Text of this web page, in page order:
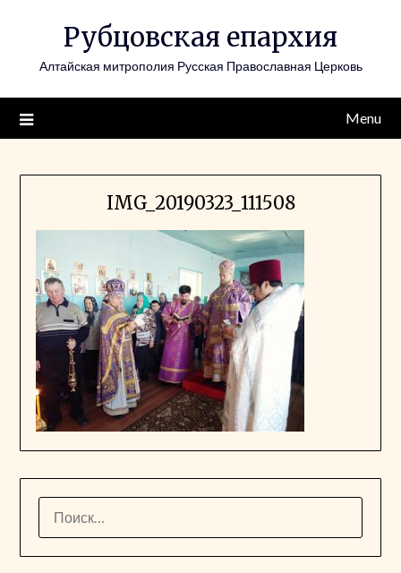
Рубцовская епархия
Алтайская митрополия Русская Православная Церковь
Menu
IMG_20190323_111508